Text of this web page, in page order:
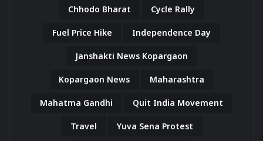
Chhodo Bharat Cycle Rally
Fuel Price Hike Independence Day
Janshakti News Kopargaon
Kopargaon News Maharashtra
Mahatma Gandhi Quit India Movement
Travel Yuva Sena Protest